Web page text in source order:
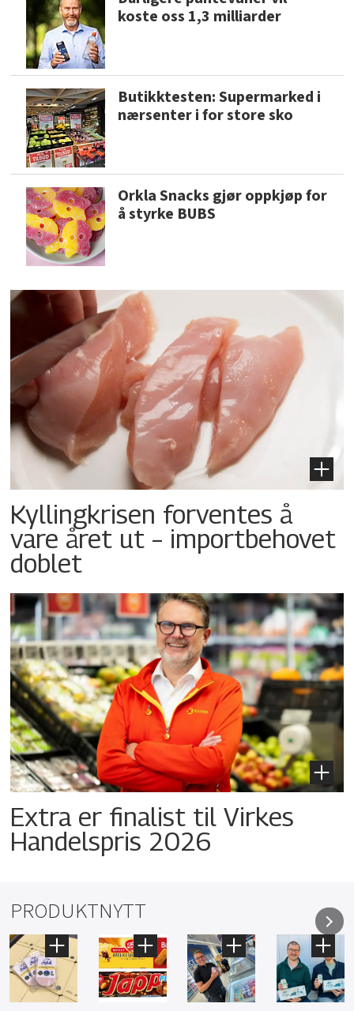
koste oss 1,3 milliarder
Butikktesten: Supermarked i
nærsenter i for store sko
Orkla Snacks gjør oppkjøp for
å styrke BUBS
Kyllingkrisen forventes å
vare året ut – importbehovet
doblet
Extra er finalist til Virkes
Handelspris 2026
PRODUKTNYTT